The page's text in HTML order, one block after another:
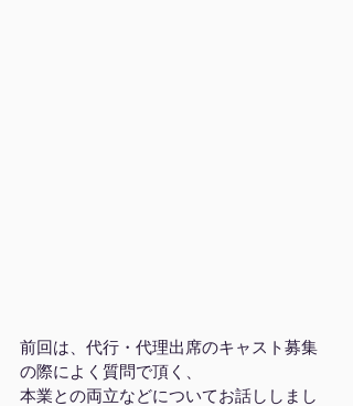
前回は、代行・代理出席のキャスト募集
の際によく質問で頂く、
本業との両立などについてお話ししまし